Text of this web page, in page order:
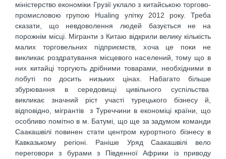
міністерство економіки Грузії уклало з китайською торгово-
промисловою групою Hualіng улітку 2012 року. Треба
сказати, що невдоволення людей базується не на
порожнім місці. Мігранти з Китаю відкрили велику кількість
малих торговельних підприємств, хоча це поки не
викликає роздратування місцевого населений, тому що в
них китайці торгують дрібними товарами, необхідними в
побуті по досить низьких цінах. Набагато більше
збурювання в середовищі цивільного суспільства
викликає значний ріст участі турецького бізнесу й,
відповідно, мігрантів з Туреччини в економіці країни, що
особливо помітно в м. Батумі, що ще за задумом команди
Саакашвілі повинен стати центром курортного бізнесу в
Кавказькому регіоні. Раніше Уряд Саакашвілі вело
переговори з бурами з Південної Африки із приводу